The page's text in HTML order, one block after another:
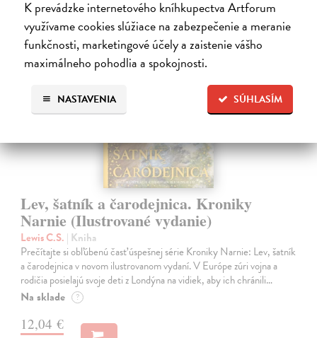
K prevádzke internetového kníhkupectva Artforum
využívame cookies slúžiace na zabezpečenie a meranie
funkčnosti, marketingové účely a zaistenie vášho
maximálneho pohodlia a spokojnosti.
SÚHLASÍM
NASTAVENIA
Lev, šatník a čarodejnica. Kroniky
Narnie (Ilustrované vydanie)
Lewis C.S. | Kniha
Prečítajte si obľúbenú časť úspešnej série Kroniky Narnie: Lev, šatník
a čarodejnica v novom ilustrovanom vydaní. V Európe zúri vojna a
rodičia posielajú svoje deti z Londýna na vidiek, aby ich chránili…
Na sklade ?
12,04 €